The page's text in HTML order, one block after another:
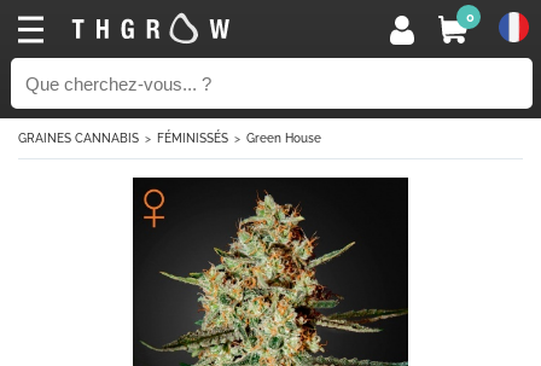
0
GRAINES CANNABIS FÉMINISSÉS Green House